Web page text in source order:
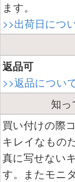
ます。
>>出荷日につ
返品可
>>返品につい
知
買い付けの際
キレイなもの
真に写せない
す。またモニ